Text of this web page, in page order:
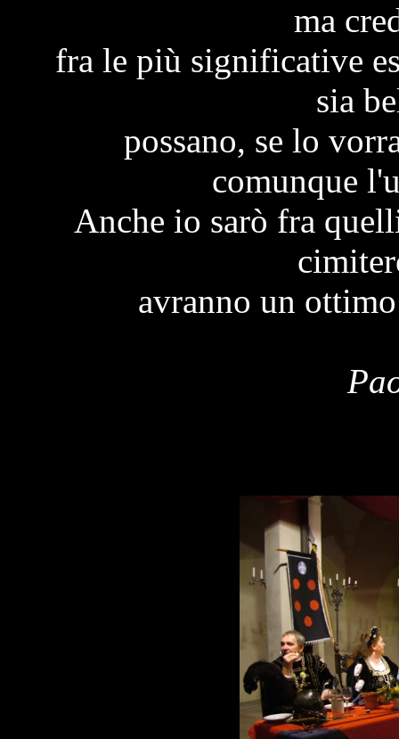
ma
fra le più significative
sia
possano, se lo
comunque
Anche io sarò fra
avranno un